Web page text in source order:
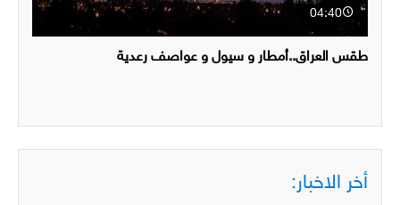
04:40
طقس العراق..أمطار و سيول و عواصف رعدية
أخر الاخبار: